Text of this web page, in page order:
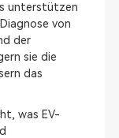
unterstützen
von
der
sie die
das
was EV-